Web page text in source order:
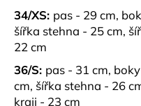
34/XS: pas - 29 cm,
šířka stehna - 25 cm,
22 cm
36/S: pas - 31 cm,
cm, šířka stehna - 26
kraji - 23 cm
BASIC
BAVLNĚNÉ
TRIČKO
LUMEA
ČERVENÉ
399